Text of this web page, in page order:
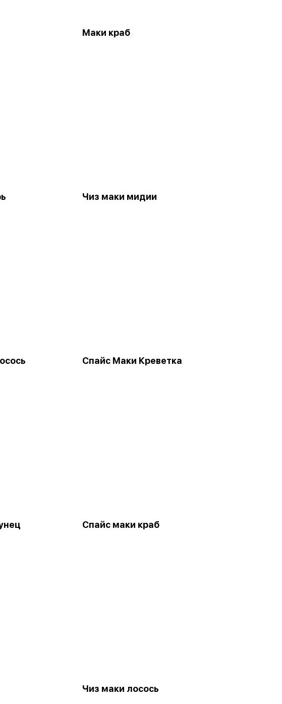
Маки краб
Чиз маки мидии
Спайс Маки Креветка
Спайс маки краб
Чиз маки лосось